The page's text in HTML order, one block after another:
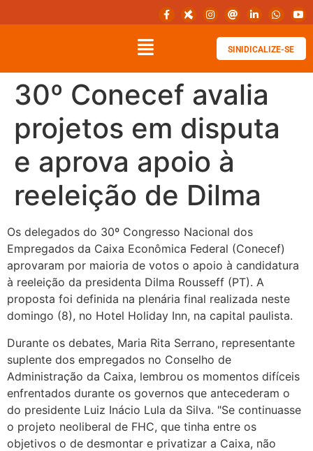
SINIDICALIZE-SE
30º Conecef avalia
projetos em disputa
e aprova apoio à
reeleição de Dilma
Os delegados do 30º Congresso Nacional dos
Empregados da Caixa Econômica Federal (Conecef)
aprovaram por maioria de votos o apoio à candidatura
à reeleição da presidenta Dilma Rousseff (PT). A
proposta foi definida na plenária final realizada neste
domingo (8), no Hotel Holiday Inn, na capital paulista.
Durante os debates, Maria Rita Serrano, representante
suplente dos empregados no Conselho de
Administração da Caixa, lembrou os momentos difíceis
enfrentados durante os governos que antecederam o
do presidente Luiz Inácio Lula da Silva. "Se continuasse
o projeto neoliberal de FHC, que tinha entre os
objetivos o de desmontar e privatizar a Caixa, não